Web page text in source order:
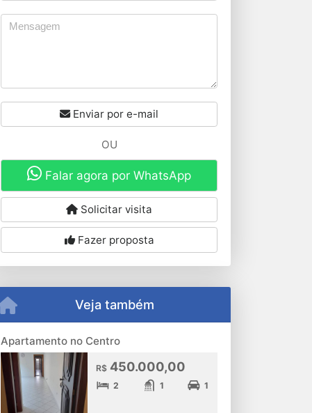
Enviar por e-mail
OU
Falar agora por WhatsApp
Solicitar visita
Fazer proposta
Veja também
Apartamento no Centro
R$450.000,00
2 1 1